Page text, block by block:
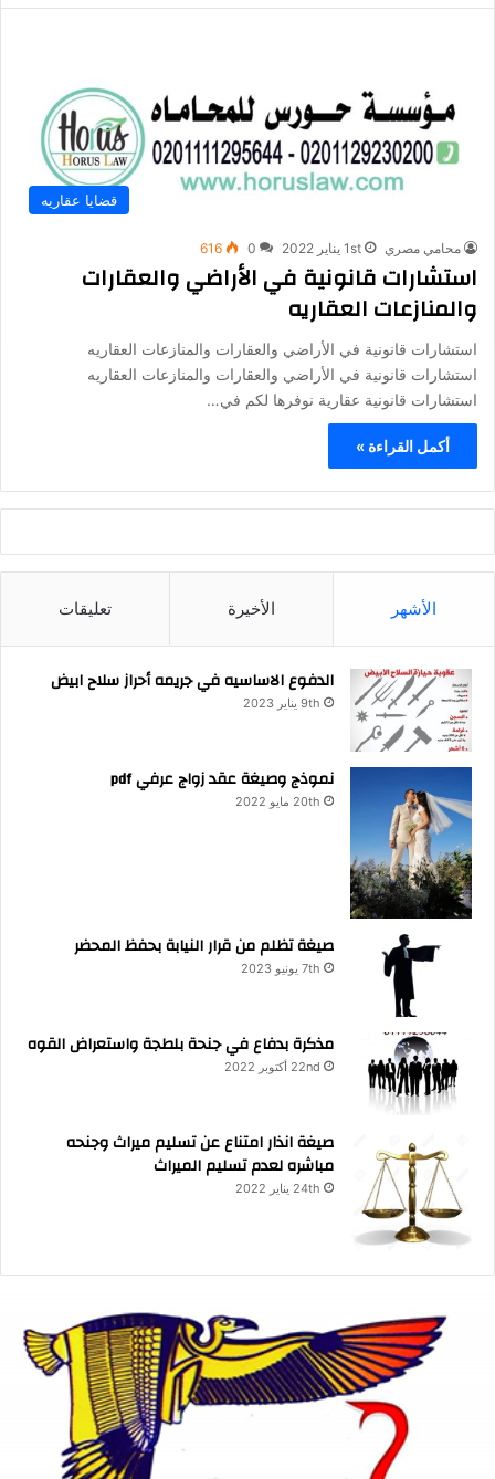
قضايا عقاريه
محامي مصري 1st يناير 2022 0
616
استشارات قانونية في الأراضي والعقارات
والمنازعات العقاريه
استشارات قانونية في الأراضي والعقارات والمنازعات العقاريه
استشارات قانونية في الأراضي والعقارات والمنازعات العقاريه
استشارات قانونية عقارية نوفرها لكم في…
أكمل القراءة »
الأشهر الأخيرة تعليقات
الدفوع الاساسيه في جريمه أحراز سلاح ابيض
9th يناير 2023
نموذج وصيغة عقد زواج عرفي pdf
20th مايو 2022
صيغة تظلم من قرار النيابة بحفظ المحضر
7th يونيو 2023
مذكرة بدفاع في جنحة بلطجة واستعراض القوه
22nd أكتوبر 2022
صيغة انذار امتناع عن تسليم ميراث وجنحه
مباشره لعدم تسليم الميراث
24th يناير 2022